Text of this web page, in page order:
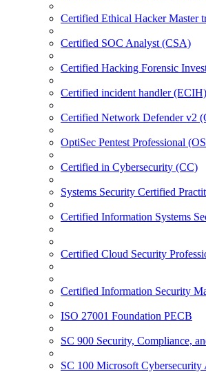
Certified Ethical Hacker Master
Certified SOC Analyst (CSA)
Certified Hacking Forensic
Certified incident handler (ECIH)
Certified Network Defender v2
OptiSec Pentest Professional
Certified in Cybersecurity (CC)
Systems Security Certified
Certified Information Systems
Certified Cloud Security
Certified Information Security
ISO 27001 Foundation PECB
SC 900 Security, Compliance,
SC 100 Microsoft Cybersecurity